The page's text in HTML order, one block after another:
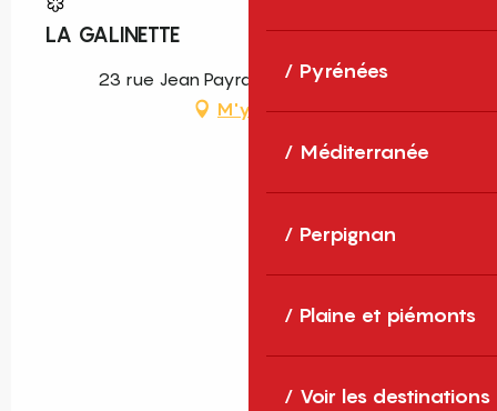
Pyrénées
Méditerranée
Perpignan
Plaine et piémonts
Voir les destinations
LA GALINETTE
23 rue Jean Payra, 66000 Perpignan
M'y rendre